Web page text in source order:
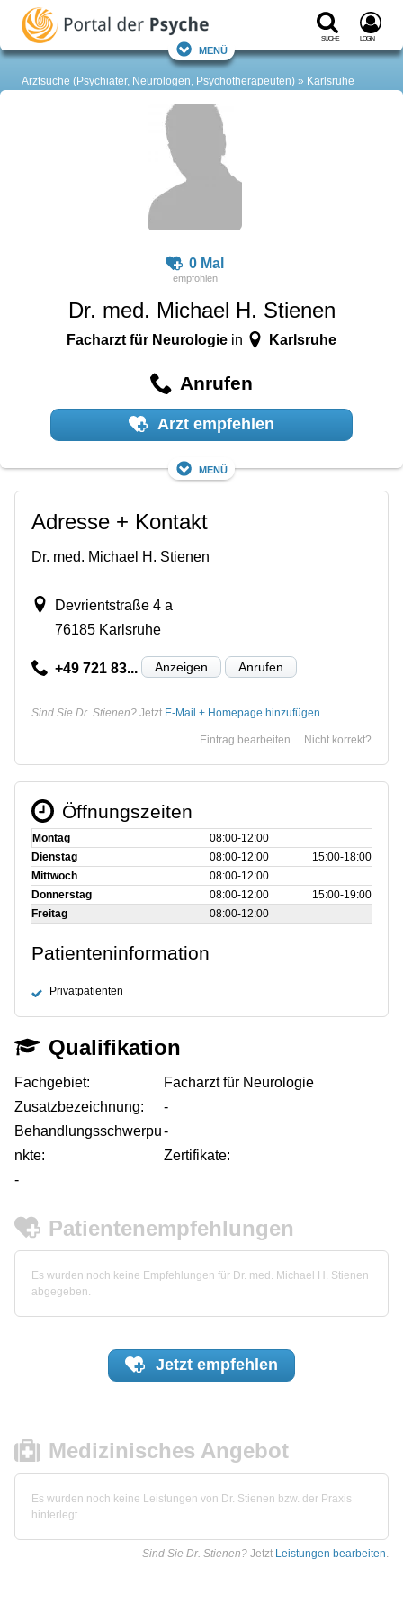
Suche Login
Menü
Arztsuche (Psychiater, Neurologen, Psychotherapeuten) Karlsruhe
0 Mal
Dr. med. Michael H. Stienen
Facharzt für Neurologiein Karlsruhe
Anrufen
Arzt empfehlen
Menü
Adresse + Kontakt
Dr. med. Michael H. Stienen
Devrientstraße 4 a
76185 Karlsruhe
+49 721 83... Anzeigen Anrufen
Sind Sie Dr. Stienen? Jetzt E-Mail + Homepage hinzufügen
Nicht korrekt?
Eintrag bearbeiten
Öffnungszeiten
Montag
08:00‑12:00
Dienstag
08:00‑12:00
15:00‑18:00
Mittwoch
08:00‑12:00
Donnerstag
08:00‑12:00
15:00‑19:00
Freitag
08:00‑12:00
Patienteninformation
Privatpatienten
Qualifikation
Fachgebiet:
Facharzt für Neurologie
Zusatzbezeichnung:
-
Behandlungsschwerpu
nkte:
-
Zertifikate:
-
Patientenempfehlungen
Es wurden noch keine Empfehlungen für Dr. med. Michael H. Stienen
abgegeben.
Jetzt empfehlen
Medizinisches Angebot
Es wurden noch keine Leistungen von Dr. Stienen bzw. der Praxis
hinterlegt.
Sind Sie Dr. Stienen? Jetzt Leistungen bearbeiten.